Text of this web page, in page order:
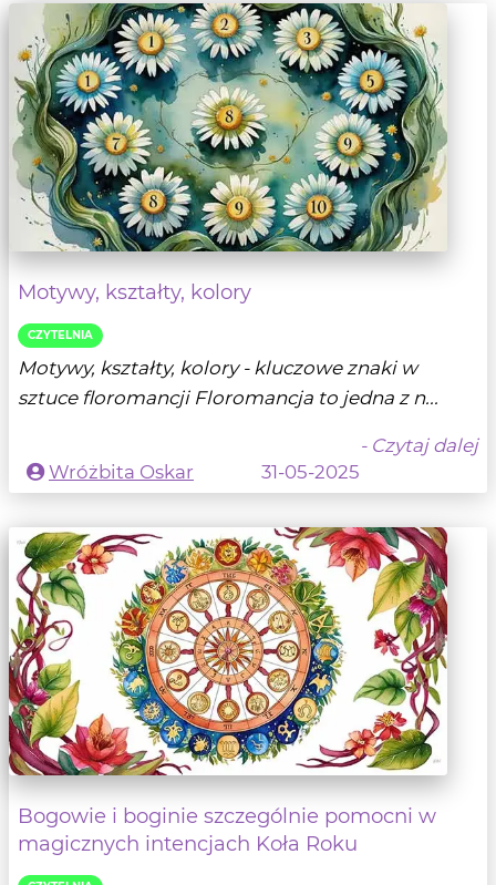
Motywy, kształty, kolory
CZYTELNIA
Motywy, kształty, kolory - kluczowe znaki w
sztuce floromancji Floromancja to jedna z n...
- Czytaj dalej
Wróżbita Oskar
31-05-2025
Bogowie i boginie szczególnie pomocni w
magicznych intencjach Koła Roku